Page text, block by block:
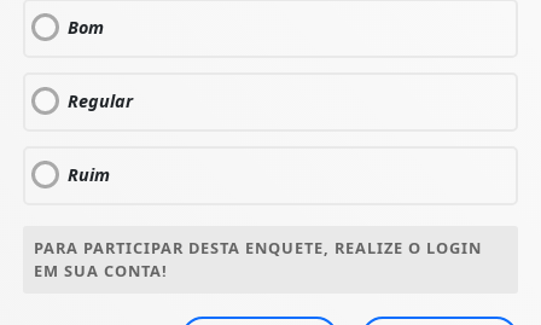
Bom
Regular
Ruim
PARA PARTICIPAR DESTA ENQUETE, REALIZE O LOGIN
EM SUA CONTA!